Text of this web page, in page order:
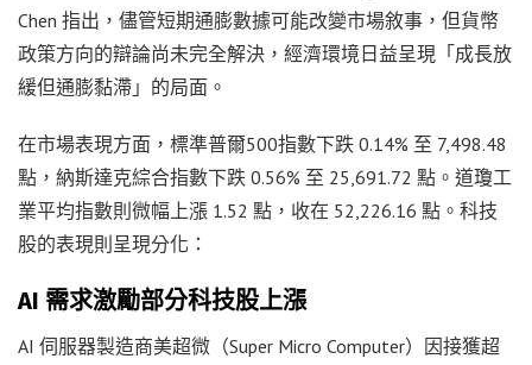
Chen 指出，儘管短期通膨數據可能改變市場敘事，但貨幣
政策方向的辯論尚未完全解決，經濟環境日益呈現「成長放
緩但通膨黏滯」的局面。
在市場表現方面，標準普爾500指數下跌 0.14% 至 7,498.48
點，納斯達克綜合指數下跌 0.56% 至 25,691.72 點。道瓊工
業平均指數則微幅上漲 1.52 點，收在 52,226.16 點。科技
股的表現則呈現分化：
AI 需求激勵部分科技股上漲
AI 伺服器製造商美超微（Super Micro Computer）因接獲超